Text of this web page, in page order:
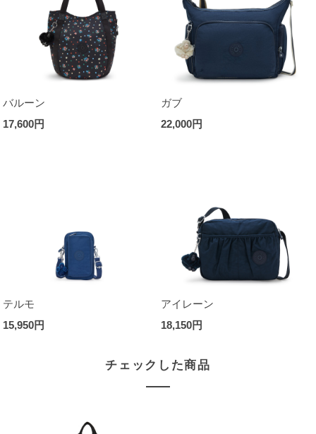
バルーン
17,600円
ガブ
22,000円
テルモ
15,950円
アイレーン
18,150円
チェックした商品